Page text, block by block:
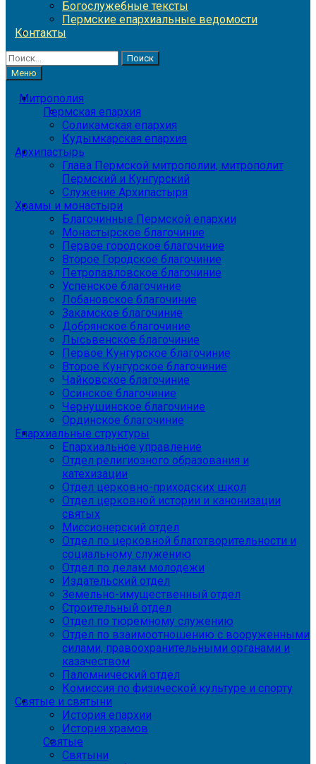
Богослужебные тексты
Пермские епархиальные ведомости
Контакты
Найти:
Меню
Митрополия
Пермская епархия
Соликамская епархия
Кудымкарская епархия
Архипастырь
Глава Пермской митрополии, митрополит
Пермский и Кунгурский
Служение Архипастыря
Храмы и монастыри
Благочинные Пермской епархии
Монастырское благочиние
Первое городское благочиние
Второе Городское благочиние
Петропавловское благочиние
Успенское благочиние
Лобановское благочиние
Закамское благочиние
Добрянское благочиние
Лысьвенское благочиние
Первое Кунгурское благочиние
Второе Кунгурское благочиние
Чайковское благочиние
Осинское благочиние
Чернушинское благочиние
Ординское благочиние
Епархиальные структуры
Епархиальное управление
Отдел религиозного образования и
катехизации
Отдел церковно-приходских школ
Отдел церковной истории и канонизации
святых
Миссионерский отдел
Отдел по церковной благотворительности и
социальному служению
Отдел по делам молодежи
Издательский отдел
Земельно-имущественный отдел
Строительный отдел
Отдел по тюремному служению
Отдел по взаимоотношению с вооруженными
силами, правоохранительными органами и
казачеством
Паломнический отдел
Комиссия по физической культуре и спорту
Святые и святыни
История епархии
История храмов
Святые
Святыни